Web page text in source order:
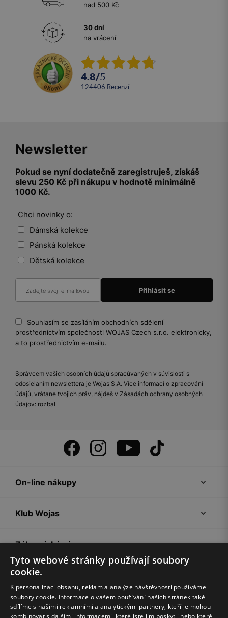
nad 500 Kč
30 dní
na vrácení
4.8/5
124406 recenzí
Newsletter
Pokud se nyní dodatečně zaregistruješ, získáš
slevu 250 Kč při nákupu v hodnotě minimálně
1000 Kč.
Chci novinky o:
Dámská kolekce
Pánská kolekce
Dětská kolekce
Souhlasím se zasíláním obchodních sdělení
prostřednictvím společnosti WOJAS Czech s.r.o. elektronicky,
a to prostřednictvím e-mailu.
Správcem vašich osobních údajů spracúvaných v súvislosti s
odosielaním newslettera je Wojas S.A. Více informací o zpracování
údajů, vrátane tvojich práv, nájdeš v Zásadách ochrany osobných
údajov: rozbal
On-line nákupy
Klub Wojas
Zákaznická zóna
Společnost Wojas
Rady
Tyto webové stránky používají soubory
cookie.
K personalizaci obsahu, reklam a analýze návštěvnosti používáme
soubory cookie. Informace o vašem používání našich stránek také
sdílíme s našimi reklamními a analytickými partnery, kteří je mohou
kombinovat s dalšími informacemi, které jste jim poskytli nebo které